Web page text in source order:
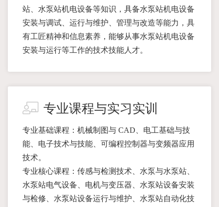
站、水泵站机电设备等知识，具备水泵站机电设备
安装与调试、运行与维护、管理与改造等能力，具
有工匠精神和信息素养，能够从事水泵站机电设备
安装与运行等工作的技术技能人才。
专业课程与实习实训
专业基础课程：机械制图与 CAD、电工基础与技
能、电子技术与技能、可编程控制器与变频器应用
技术。
专业核心课程：传感与检测技术、水泵与水泵站、
水泵站电气设备、电机与变压器、水泵站设备安装
与检修、水泵站设备运行与维护、水泵站自动化技